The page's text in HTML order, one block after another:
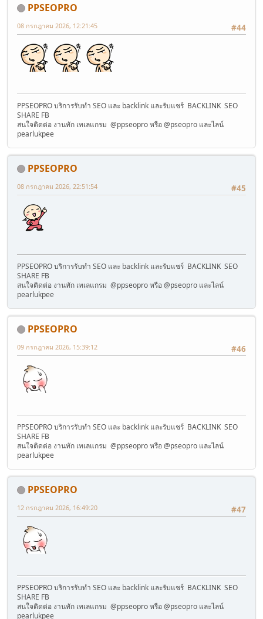
PPSEOPRO
#44
08 กรกฎาคม 2026, 12:21:45
PPSEOPRO บริการรับทำ SEO และ backlink และรับแชร์ BACKLINK SEO
SHARE FB
สนใจติดต่อ งานทัก เทเลแกรม @ppseopro หรือ @pseopro และไลน์
pearlukpee
PPSEOPRO
#45
08 กรกฎาคม 2026, 22:51:54
PPSEOPRO บริการรับทำ SEO และ backlink และรับแชร์ BACKLINK SEO
SHARE FB
สนใจติดต่อ งานทัก เทเลแกรม @ppseopro หรือ @pseopro และไลน์
pearlukpee
PPSEOPRO
#46
09 กรกฎาคม 2026, 15:39:12
PPSEOPRO บริการรับทำ SEO และ backlink และรับแชร์ BACKLINK SEO
SHARE FB
สนใจติดต่อ งานทัก เทเลแกรม @ppseopro หรือ @pseopro และไลน์
pearlukpee
PPSEOPRO
#47
12 กรกฎาคม 2026, 16:49:20
PPSEOPRO บริการรับทำ SEO และ backlink และรับแชร์ BACKLINK SEO
SHARE FB
สนใจติดต่อ งานทัก เทเลแกรม @ppseopro หรือ @pseopro และไลน์
pearlukpee